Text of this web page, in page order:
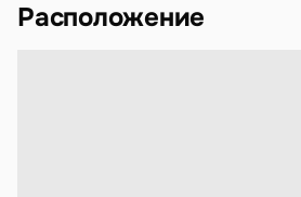
Расположение